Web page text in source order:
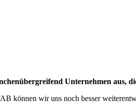
Unternehmen aus,
können wir uns noch besser